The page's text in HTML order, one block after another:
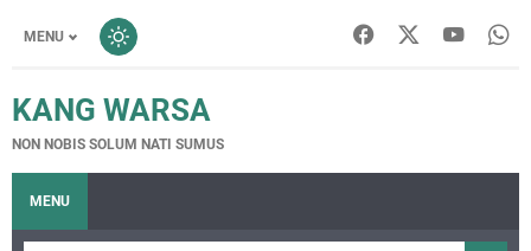
MENU
KANG WARSA
NON NOBIS SOLUM NATI SUMUS
MENU